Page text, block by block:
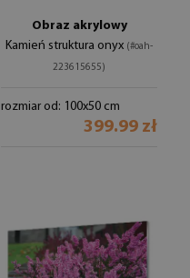
Obraz akrylowy
Kamień struktura onyx (#oah-
223615655)
rozmiar od: 100x50 cm
399.99 zł